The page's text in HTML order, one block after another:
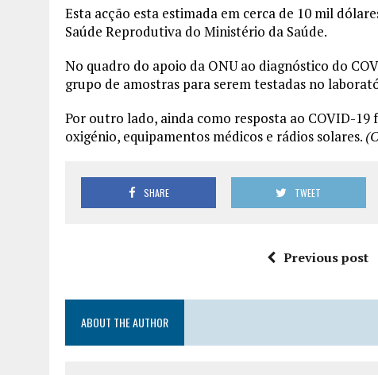
Esta acção esta estimada em cerca de 10 mil
Saúde Reprodutiva do Ministério da Saúde.
No quadro do apoio da ONU ao diagnóstico do
grupo de amostras para serem testadas no
Por outro lado, ainda como resposta ao COVID-
oxigénio, equipamentos médicos e rádios solares.
SHARE TWEET
Previous post
ABOUT THE AUTHOR